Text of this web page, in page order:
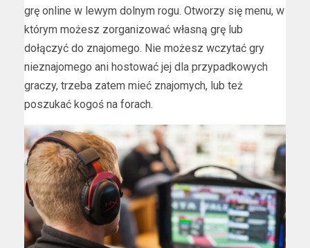
grę online w lewym dolnym rogu. Otworzy się menu, w
którym możesz zorganizować własną grę lub
dołączyć do znajomego. Nie możesz wczytać gry
nieznajomego ani hostować jej dla przypadkowych
graczy, trzeba zatem mieć znajomych, lub też
poszukać kogoś na forach.